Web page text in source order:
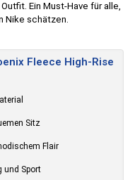
Ein Must-Have für alle,
Nike schätzen.
Fleece High-Rise
Sitz
Flair
und Sport